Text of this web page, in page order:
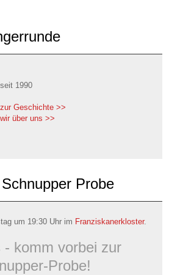
seit 1990
zur Geschichte >>
wir über uns >>
Probe
um 19:30 Uhr im Franziskanerkloster.
- komm vorbei zur
Probe!